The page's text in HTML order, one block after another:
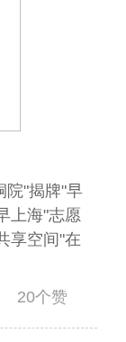
院"揭牌"早
上海"志愿
享空间"在
20个赞